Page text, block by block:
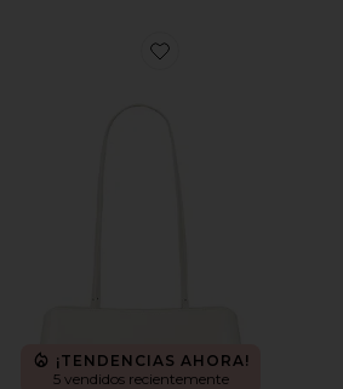
Favorite BOLSO HOMBRO
¡TENDENCIAS AHORA!
5 vendidos recientemente